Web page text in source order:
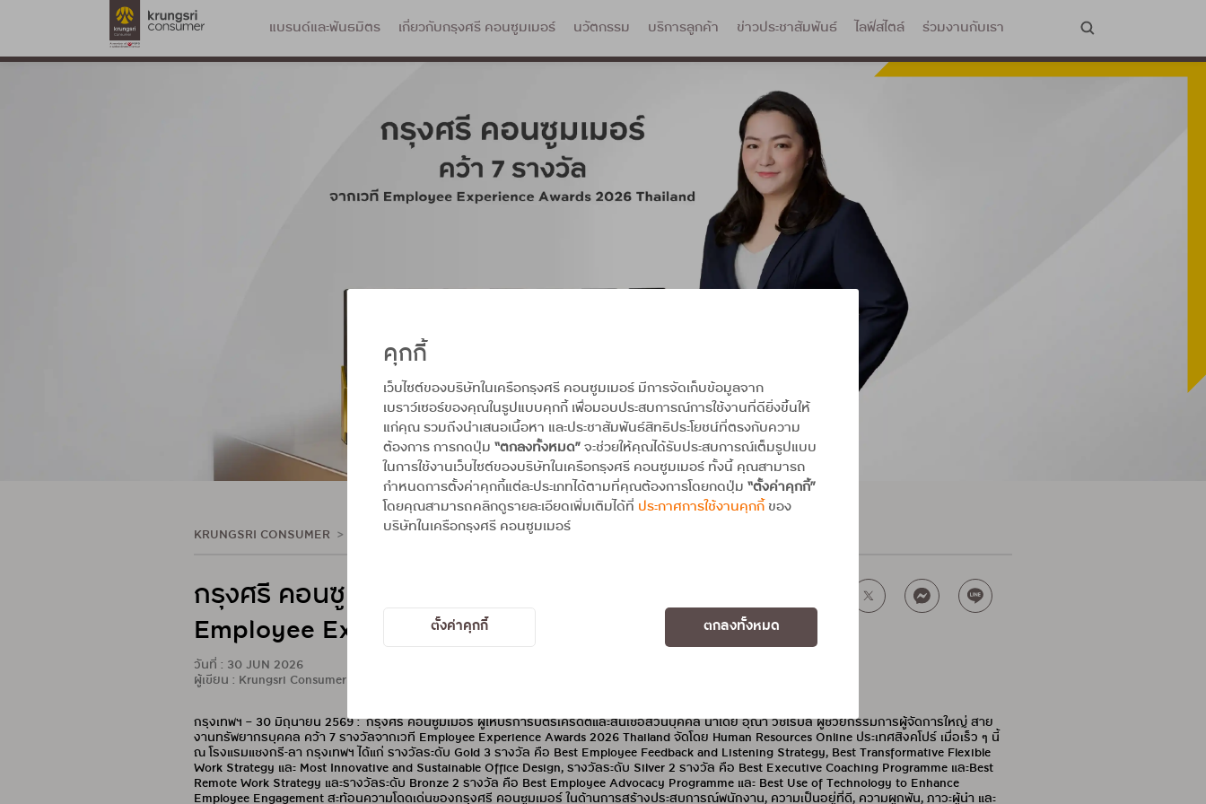
คุกกี้
เว็บไซต์ของบริษัทในเครือกรุงศรี คอนซูมเมอร์ มีการจัดเก็บข้อมูลจาก
เบราว์เซอร์ของคุณในรูปแบบคุกกี้ เพื่อมอบประสบการณ์การใช้งานที่ดียิ่งขึ้นให้
แก่คุณ รวมถึงนำเสนอเนื้อหา และประชาสัมพันธ์สิทธิประโยชน์ที่ตรงกับความ
ต้องการ การกดปุ่ม “ตกลงทั้งหมด”จะช่วยให้คุณได้รับประสบการณ์เต็มรูปแบบ
ในการใช้งานเว็บไซต์ของบริษัทในเครือกรุงศรี คอนซูมเมอร์ ทั้งนี้ คุณสามารถ
กำหนดการตั้งค่าคุกกี้แต่ละประเภทได้ตามที่คุณต้องการโดยกดปุ่ม “ตั้งค่าคุกกี้”
โดยคุณสามารถคลิกดูรายละเอียดเพิ่มเติมได้ที่ ประกาศการใช้งานคุกกี้ของ
บริษัทในเครือกรุงศรี คอนซูมเมอร์
ตั้งค่าคุกกี้ ตกลงทั้งหมด
แบรนด์และพันธมิตร เกี่ยวกับกรุงศรี คอนซูมเมอร์ นวัตกรรม บริการลูกค้า ข่าวประชาสัมพันธ์ ไลฟ์สไตล์ ร่วมงานกับเรา
KRUNGSRI CONSUMER ข่าวประชาสัมพันธ์ PR NEWS PR NEWS
กรุงศรี คอนซูมเมอร์ คว้า 7 รางวัล จากเวที
Employee Experience Awards 2026 Thailand
วันที่ : 30 JUN 2026
ผู้เขียน : Krungsri Consumer
กรุงเทพฯ – 30 มิถุนายน 2569 : กรุงศรี คอนซูมเมอร์ ผู้ให้บริการบัตรเครดิตและสินเชื่อส่วนบุคคล นำโดย อุณา วัชโรบล ผู้ช่วยกรรมการผู้จัดการใหญ่ สาย
งานทรัพยากรบุคคล คว้า 7 รางวัลจากเวที Employee Experience Awards 2026 Thailand จัดโดย Human Resources Online ประเทศสิงคโปร์ เมื่อเร็ว ๆ นี้
ณ โรงแรมแชงกรี-ลา กรุงเทพฯ ได้แก่ รางวัลระดับ Gold 3 รางวัล คือ Best Employee Feedback and Listening Strategy, Best Transformative Flexible
Work Strategy และ Most Innovative and Sustainable Office Design, รางวัลระดับ Silver 2 รางวัล คือ Best Executive Coaching Programme และBest
Remote Work Strategy และรางวัลระดับ Bronze 2 รางวัล คือ Best Employee Advocacy Programme และ Best Use of Technology to Enhance
Employee Engagement สะท้อนความโดดเด่นของกรุงศรี คอนซูมเมอร์ ในด้านการสร้างประสบการณ์พนักงาน, ความเป็นอยู่ที่ดี, ความผูกพัน, ภาวะผู้นำ และ